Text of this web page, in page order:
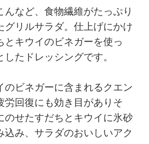
んなど、食物繊維がたっぷり
グリルサラダ。仕上げにかけ
とキウイのビネガーを使っ
たドレッシングです。
のビネガーに含まれるクエン
労回復にも効き目がありそ
のせたすだちとキウイに氷砂
込み、サラダのおいしいアク